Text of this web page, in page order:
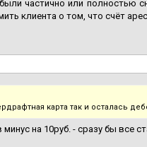
частично или полностью
клиента о том, что счёт
карта так и осталась
на 10руб. - сразу бы все